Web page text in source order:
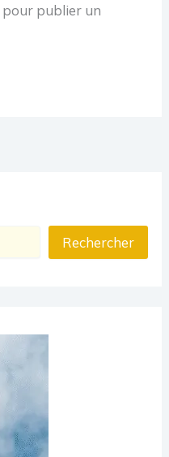
pour publier un
Rechercher